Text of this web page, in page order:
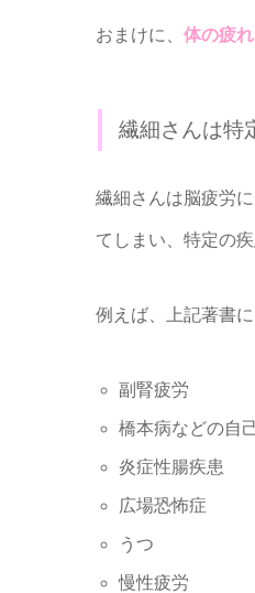
おまけに、 体の疲
繊細さんは特
繊細さんは脳疲労
てしまい、特定の
例えば、上記著書
副腎疲労
橋本病などの自
炎症性腸疾患
広場恐怖症
うつ
慢性疲労